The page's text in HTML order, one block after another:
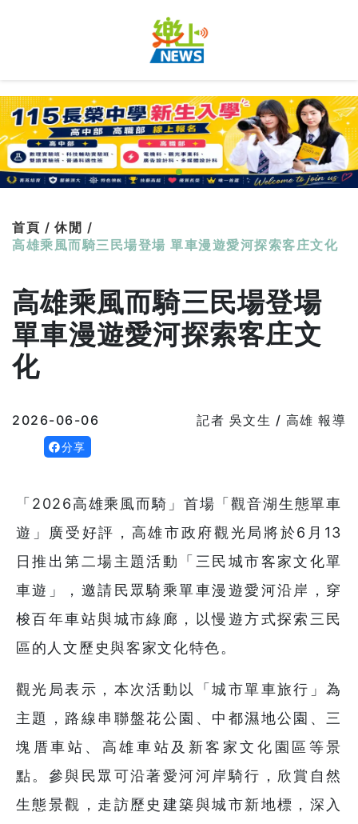
首頁 / 休閒 /
高雄乘風而騎三民場登場 單車漫遊愛河探索客庄文化
高雄乘風而騎三民場登場
單車漫遊愛河探索客庄文
化
2026-06-06 記者 吳文生 / 高雄 報導
分享
「2026高雄乘風而騎」首場「觀音湖生態單車
遊」廣受好評，高雄市政府觀光局將於6月13
日推出第二場主題活動「三民城市客家文化單
車遊」，邀請民眾騎乘單車漫遊愛河沿岸，穿
梭百年車站與城市綠廊，以慢遊方式探索三民
區的人文歷史與客家文化特色。
觀光局表示，本次活動以「城市單車旅行」為
主題，路線串聯盤花公園、中都濕地公園、三
塊厝車站、高雄車站及新客家文化園區等景
點。參與民眾可沿著愛河河岸騎行，欣賞自然
生態景觀，走訪歷史建築與城市新地標，深入